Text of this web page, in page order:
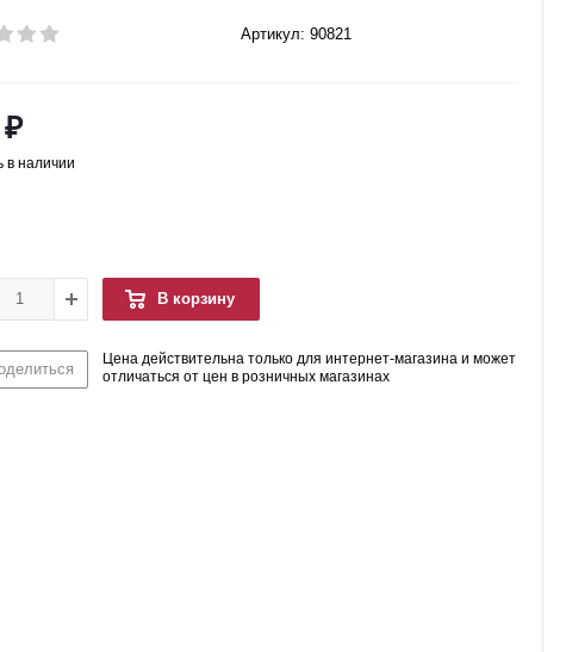
Артикул: 90821
₽
в наличии
В корзину
Цена действительна только для интернет-магазина и может
отличаться от цен в розничных магазинах